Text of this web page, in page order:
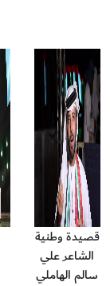
قصيدة وطنية
الشاعر علي
سالم الهاملي